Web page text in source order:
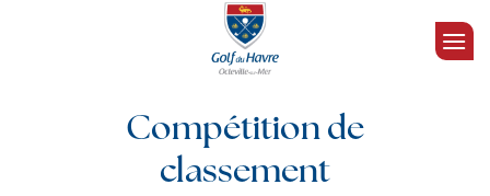
Compétition de
classement